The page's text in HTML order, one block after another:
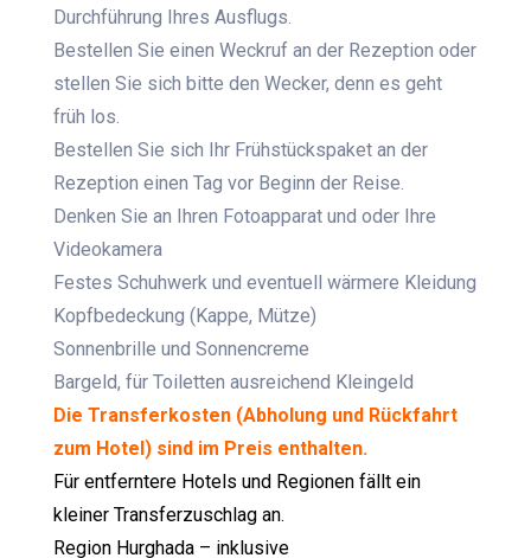
Durchführung Ihres Ausflugs.
Bestellen Sie einen Weckruf an der Rezeption oder
stellen Sie sich bitte den Wecker, denn es geht
früh los.
Bestellen Sie sich Ihr Frühstückspaket an der
Rezeption einen Tag vor Beginn der Reise.
Denken Sie an Ihren Fotoapparat und oder Ihre
Videokamera
Festes Schuhwerk und eventuell wärmere Kleidung
Kopfbedeckung (Kappe, Mütze)
Sonnenbrille und Sonnencreme
Bargeld, für Toiletten ausreichend Kleingeld
Die Transferkosten (Abholung und Rückfahrt
zum Hotel) sind im Preis enthalten.
Für entferntere Hotels und Regionen fällt ein
kleiner Transferzuschlag an.
Region Hurghada – inklusive